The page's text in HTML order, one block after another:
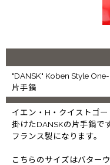
"DANSK" Koben Style
片手鍋
イエン・H・クイストゴ
掛けたDANSKの片手鍋です
フランス製になります。
こちらのサイズはバター